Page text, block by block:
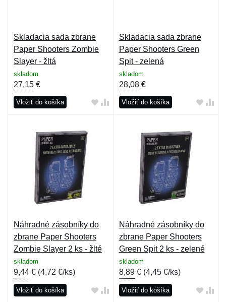
Skladacia sada zbrane
Paper Shooters Zombie
Slayer - žltá
skladom
27,15 €
Vložiť do košíka
Skladacia sada zbrane
Paper Shooters Green
Spit - zelená
skladom
28,08€
Vložiť do košíka
Náhradné zásobníky do
zbrane Paper Shooters
Zombie Slayer 2 ks - žlté
skladom
9,44 € (4,72 €/ks)
Vložiť do košíka
Náhradné zásobníky do
zbrane Paper Shooters
Green Spit 2 ks - zelené
skladom
8,89€ (4,45 €/ks)
Vložiť do košíka